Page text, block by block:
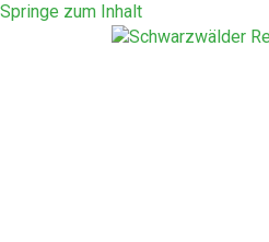
Springe zum Inhalt